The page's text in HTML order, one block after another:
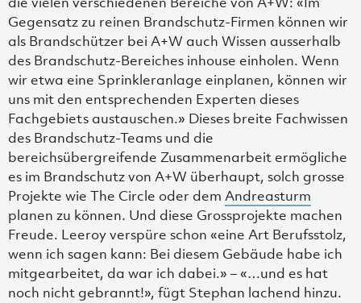
Gegensatz zu reinen Brandschutz-Firmen können wir
als Brandschützer bei A+W auch Wissen ausserhalb
des Brandschutz-Bereiches inhouse einholen. Wenn
wir etwa eine Sprinkleranlage einplanen, können wir
uns mit den entsprechenden Experten dieses
Fachgebiets austauschen.» Dieses breite Fachwissen
des Brandschutz-Teams und die
bereichsübergreifende Zusammenarbeit ermögliche
es im Brandschutz von A+W überhaupt, solch grosse
Projekte wie The Circle oder dem Andreasturm
planen zu können. Und diese Grossprojekte machen
Freude. Leeroy verspüre schon «eine Art Berufsstolz,
wenn ich sagen kann: Bei diesem Gebäude habe ich
mitgearbeitet, da war ich dabei.» – «…und es hat
noch nicht gebrannt!», fügt Stephan lachend hinzu.